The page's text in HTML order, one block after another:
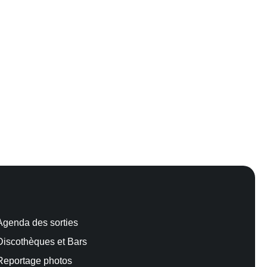
des sorties
et Bars
photos